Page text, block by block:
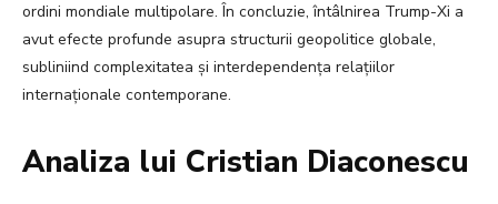
ordini mondiale multipolare. În concluzie, întâlnirea Trump-Xi a
avut efecte profunde asupra structurii geopolitice globale,
subliniind complexitatea și interdependența relațiilor
internaționale contemporane.
Analiza lui Cristian Diaconescu